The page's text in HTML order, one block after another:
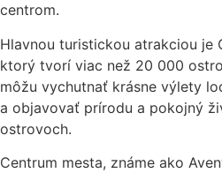
centrom.
Hlavnou turistickou atrakciou je
ktorý tvorí viac než 20 000
môžu vychutnať krásne výlety
a objavovať prírodu a pokojný
ostrovoch.
Centrum mesta, známe ako